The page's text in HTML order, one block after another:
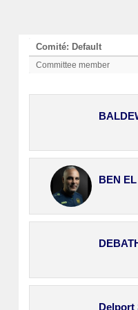
Comité: Default
Committee member
BEN
Delport